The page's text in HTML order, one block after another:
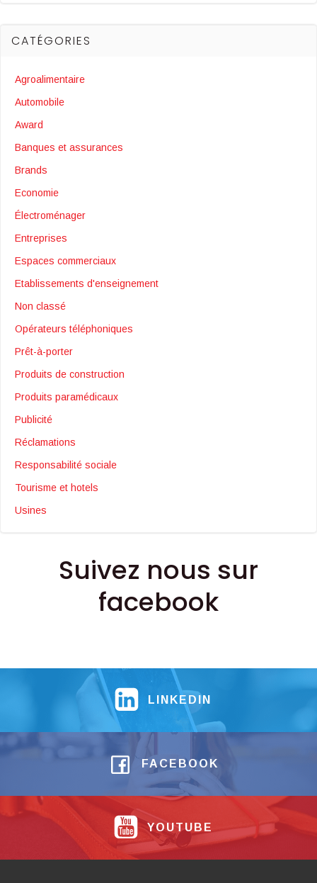
CATÉGORIES
Agroalimentaire
Automobile
Award
Banques et assurances
Brands
Economie
Électroménager
Entreprises
Espaces commerciaux
Etablissements d'enseignement
Non classé
Opérateurs téléphoniques
Prêt-à-porter
Produits de construction
Produits paramédicaux
Publicité
Réclamations
Responsabilité sociale
Tourisme et hotels
Usines
Suivez nous sur
facebook
LINKEDIN
FACEBOOK
YOUTUBE